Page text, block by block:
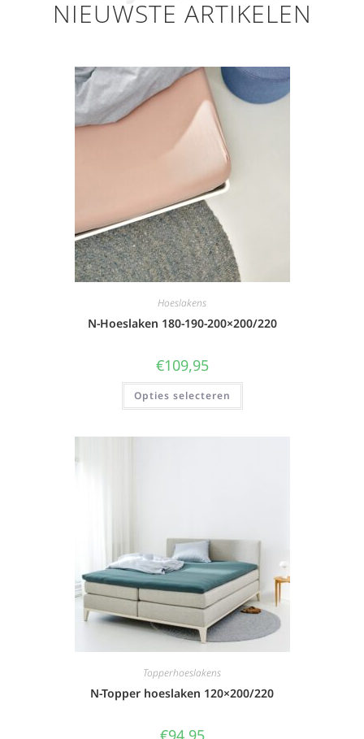
NIEUWSTE ARTIKELEN
Hoeslakens
N-Hoeslaken 180-190-200×200/220
€109,95
Opties selecteren
Topperhoeslakens
N-Topper hoeslaken 120×200/220
€94,95